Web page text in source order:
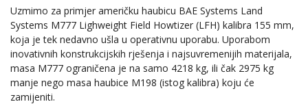
Uzmimo za primjer američku haubicu BAE Systems Land
Systems M777 Lighweight Field Howtizer (LFH) kalibra 155 mm,
koja je tek nedavno ušla u operativnu uporabu. Uporabom
inovativnih konstrukcijskih rješenja i najsuvremenijih materijala,
masa M777 ograničena je na samo 4218 kg, ili čak 2975 kg
manje nego masa haubice M198 (istog kalibra) koju će
zamijeniti.